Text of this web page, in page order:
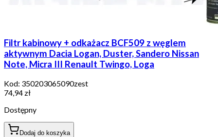
Filtr kabinowy + odkażacz BCF509 z węglem
aktywnym Dacia Logan, Duster, Sandero Nissan
Note, Micra III Renault Twingo, Loga
Kod: 350203065090zest
74,94 zł
Dostępny
Dodaj do koszyka